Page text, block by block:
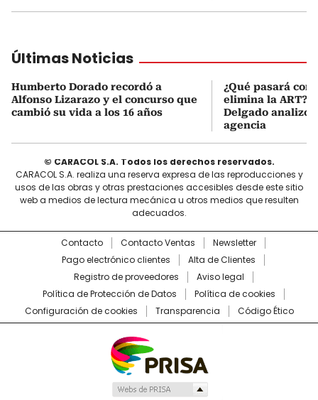
Últimas Noticias
Humberto Dorado recordó a
Alfonso Lizarazo y el concurso que
cambió su vida a los 16 años
¿Qué pasará con
elimina la ART?
Delgado analizó
agencia
© CARACOL S.A. Todos los derechos reservados.
CARACOL S.A. realiza una reserva expresa de las reproducciones y
usos de las obras y otras prestaciones accesibles desde este sitio
web a medios de lectura mecánica u otros medios que resulten
adecuados.
Contacto Contacto Ventas
Newsletter
Pago electrónico clientes
Alta de Clientes
Registro de proveedores
Aviso legal
Política de Protección de Datos
Política de cookies
Configuración de cookies
Transparencia Código Ético